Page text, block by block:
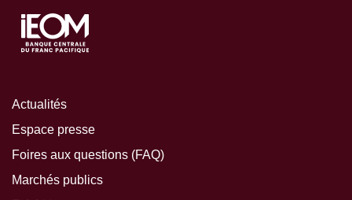
Actualités
Espace presse
Foires aux questions (FAQ)
Marchés publics